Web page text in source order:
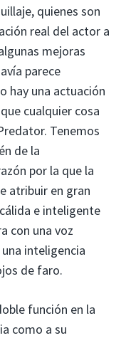
quienes son
real del actor a
mejoras
parece
hay una actuación
cualquier cosa
Tenemos
de la
por la que la
atribuir en gran
e inteligente
con una voz
inteligencia
de faro.
función en la
como a su